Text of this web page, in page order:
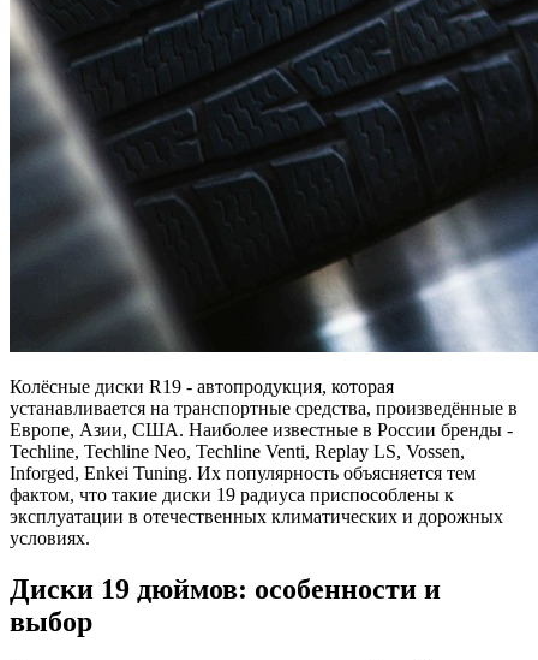
Колёсные диски R19 - автопродукция, которая
устанавливается на транспортные средства, произведённые в
Европе, Азии, США. Наиболее известные в России бренды -
Techline, Techline Neo, Techline Venti, Replay LS, Vossen,
Inforged, Enkei Tuning. Их популярность объясняется тем
фактом, что такие диски 19 радиуса приспособлены к
эксплуатации в отечественных климатических и дорожных
условиях.
Диски 19 дюймов: особенности и
выбор